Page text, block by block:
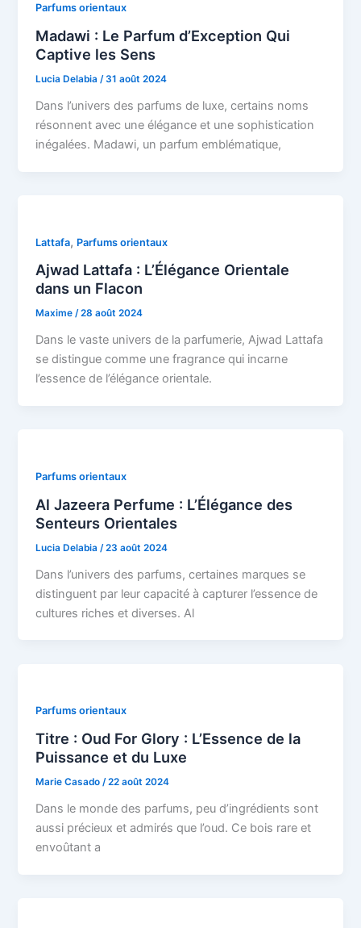
Parfums orientaux
Madawi : Le Parfum d’Exception Qui
Captive les Sens
Lucia Delabia/31 août 2024
Dans l’univers des parfums de luxe, certains noms
résonnent avec une élégance et une sophistication
inégalées. Madawi, un parfum emblématique,
Lattafa, Parfums orientaux
Ajwad Lattafa : L’Élégance Orientale
dans un Flacon
Maxime/28 août 2024
Dans le vaste univers de la parfumerie, Ajwad Lattafa
se distingue comme une fragrance qui incarne
l’essence de l’élégance orientale.
Parfums orientaux
Al Jazeera Perfume : L’Élégance des
Senteurs Orientales
Lucia Delabia /23 août 2024
Dans l’univers des parfums, certaines marques se
distinguent par leur capacité à capturer l’essence de
cultures riches et diverses. Al
Parfums orientaux
Titre : Oud For Glory : L’Essence de la
Puissance et du Luxe
Marie Casado/22 août 2024
Dans le monde des parfums, peu d’ingrédients sont
aussi précieux et admirés que l’oud. Ce bois rare et
envoûtant a